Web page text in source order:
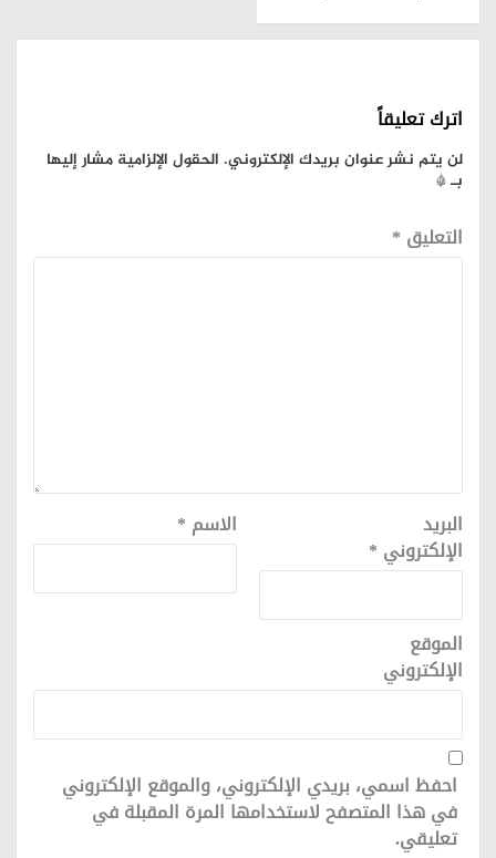
اترك تعليقاً
لن يتم نشر عنوان بريدك الإلكتروني. الحقول الإلزامية مشار إليها
بـ*
التعليق *
الاسم * البريد
الإلكتروني *
الموقع
الإلكتروني
احفظ اسمي، بريدي الإلكتروني، والموقع الإلكتروني
في هذا المتصفح لاستخدامها المرة المقبلة في
تعليقي.